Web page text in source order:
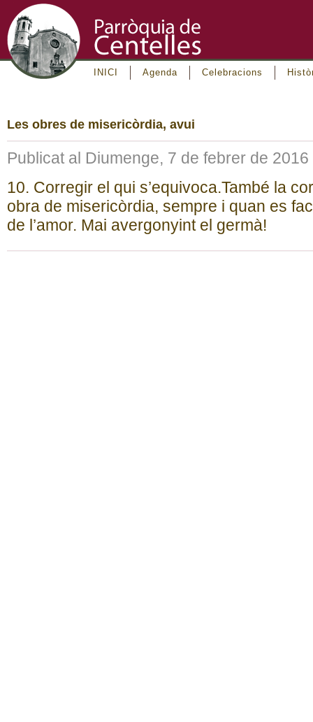
INICI Agenda Celebracions
Les obres de misericòrdia, avui
Publicat al Diumenge, 7 de febrer de 2016
10. Corregir el qui s’equivoca.També la
obra de misericòrdia, sempre i quan es
de l’amor. Mai avergonyint el germà!